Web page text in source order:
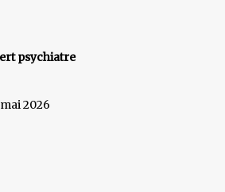
psychiatre
2026